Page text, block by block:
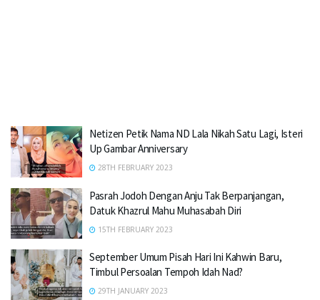
Netizen Petik Nama ND Lala Nikah Satu Lagi, Isteri
Up Gambar Anniversary
28TH FEBRUARY 2023
Pasrah Jodoh Dengan Anju Tak Berpanjangan,
Datuk Khazrul Mahu Muhasabah Diri
15TH FEBRUARY 2023
September Umum Pisah Hari Ini Kahwin Baru,
Timbul Persoalan Tempoh Idah Nad?
29TH JANUARY 2023